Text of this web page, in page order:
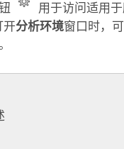
用于访问适用
开分析环境窗口时，